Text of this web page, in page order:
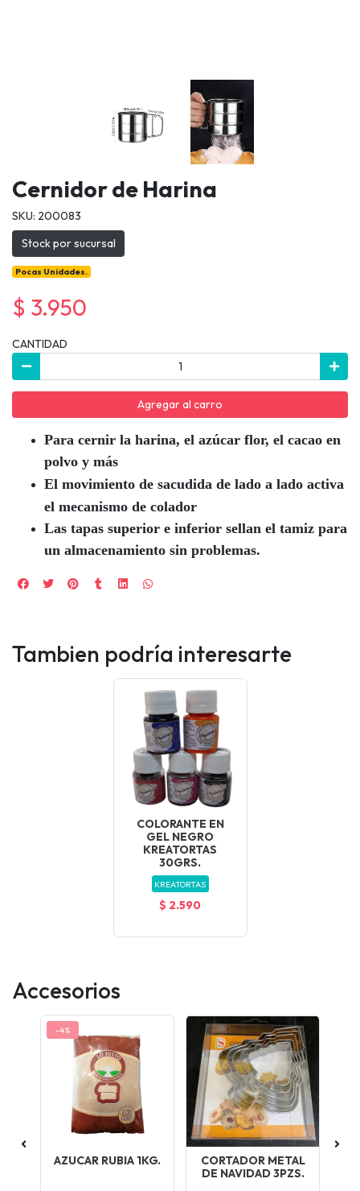
Cernidor de Harina
SKU: 200083
Stock por sucursal
Pocas Unidades.
$ 3.950
CANTIDAD
Agregar al carro
Para cernir la harina, el azúcar flor, el cacao en
polvo y más
El movimiento de sacudida de lado a lado activa
el mecanismo de colador
Las tapas superior e inferior sellan el tamiz para
un almacenamiento sin problemas.
Tambien podría interesarte
COLORANTE EN
GEL NEGRO
KREATORTAS
30GRS.
KREATORTAS
$ 2.590
Accesorios
-4%
AZUCAR RUBIA 1KG.
CORTADOR METAL
DE NAVIDAD 3PZS.